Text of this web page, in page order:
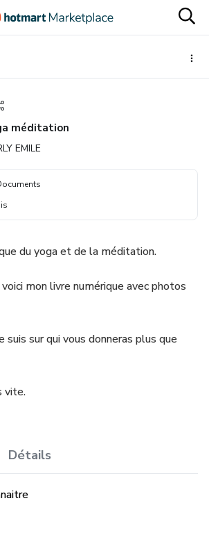
méditation
EMILE
du yoga et de la méditation.
mon livre numérique avec photos
suis sur qui vous donneras plus que
vite.
Détails